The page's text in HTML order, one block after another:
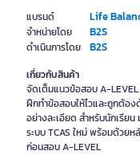
แบรนด์ Life
จำหน่ายโดย B2S
ดำเนินการโดย B2S
เกี่ยวกับสินค้า
จัดเต็มแนวข้อสอบ A-
ฝึกทำข้อสอบให้ไวและถูกต้อ
อย่างละเอียด สำหรับนักเรีย
ระบบ TCAS ใหม่ พร้อมด้วย
ก่อนสอบ A-LEVEL